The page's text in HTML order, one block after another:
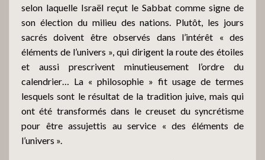
selon laquelle Israël reçut le Sabbat comme signe de
son élection du milieu des nations. Plutôt, les jours
sacrés doivent être observés dans l’intérêt « des
éléments de l’univers », qui dirigent la route des étoiles
et aussi prescrivent minutieusement l’ordre du
calendrier… La « philosophie » fit usage de termes
lesquels sont le résultat de la tradition juive, mais qui
ont été transformés dans le creuset du syncrétisme
pour être assujettis au service « des éléments de
l’univers ».